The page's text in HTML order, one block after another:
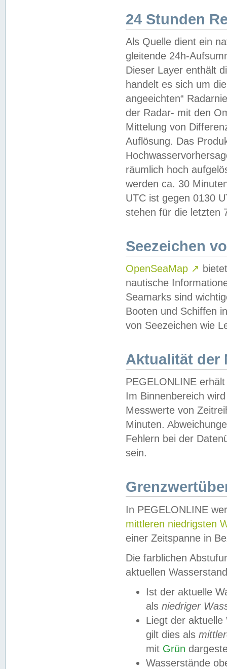
24 Stunden
Als Quelle dient ein
gleitende 24h-
Dieser Layer enthält
handelt es sich um
angeeichten“
der Radar- mit den
Mittelung von
Auflösung. Das
räumlich hoch
werden ca. 30
UTC ist gegen 0130
stehen für die letzten
Seezeichen
OpenSeaMap ↗
nautische
Seamarks sind
Booten und Schiffen
von Seezeichen wie
Aktualität der
PEGELONLINE
Im Binnenbereich
Messwerte von
Minuten.
Fehlern bei der
sein.
In PEGELONLINE
mittleren niedrigsten
einer Zeitspanne in
Die farblichen
aktuellen
Ist der aktuelle
als niedriger
Liegt der
gilt dies als
mit Grün
Wasserstände